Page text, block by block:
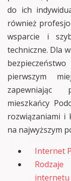
do ich
również
wsparcie i
techniczne. Dla
pierwszym
zapewniając
mieszkańcy
rozwiązaniami i
na najwyższym
Internet
internetu